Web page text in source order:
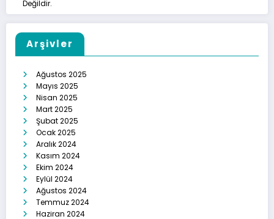
Değildir.
Arşivler
Ağustos 2025
Mayıs 2025
Nisan 2025
Mart 2025
Şubat 2025
Ocak 2025
Aralık 2024
Kasım 2024
Ekim 2024
Eylül 2024
Ağustos 2024
Temmuz 2024
Haziran 2024